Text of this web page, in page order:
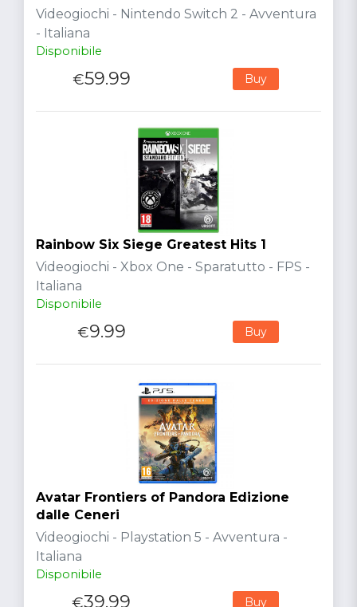
Videogiochi - Nintendo Switch 2 - Avventura
- Italiana
Disponibile
€59.99 Buy
Rainbow Six Siege Greatest Hits 1
Videogiochi - Xbox One - Sparatutto - FPS -
Italiana
Disponibile
€9.99 Buy
Avatar Frontiers of Pandora Edizione
dalle Ceneri
Videogiochi - Playstation 5 - Avventura -
Italiana
Disponibile
€39.99 Buy